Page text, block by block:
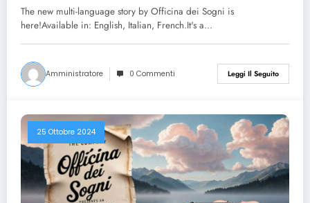
The new multi-language story by Officina dei Sogni is
here!Available in: English, Italian, French.It's a…
Amministratore 0 Commenti Leggi Il Seguito
25 Ottobre 2024